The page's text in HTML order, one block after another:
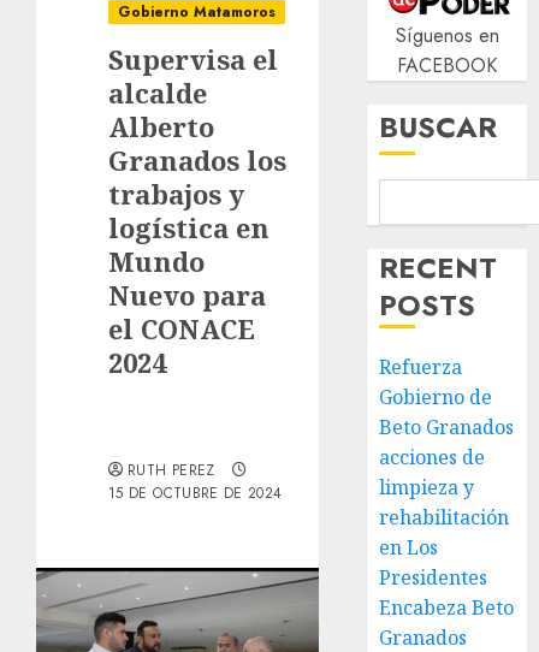
Gobierno Matamoros
Supervisa el
alcalde
Alberto
Granados los
trabajos y
logística en
Mundo
Nuevo para
el CONACE
2024
RUTH PEREZ
15 DE OCTUBRE DE 2024
Síguenos en
FACEBOOK
BUSCAR
RECENT
POSTS
Refuerza
Gobierno de
Beto Granados
acciones de
limpieza y
rehabilitación
en Los
Presidentes
Encabeza Beto
Granados